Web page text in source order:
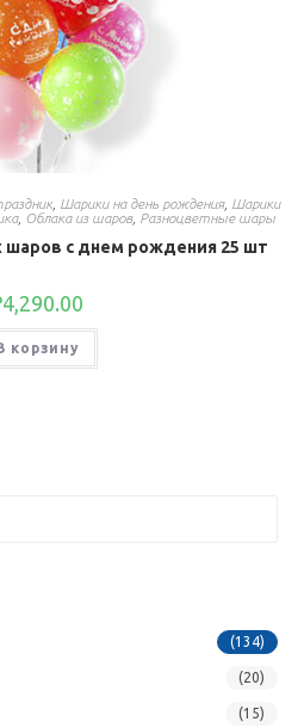
, Шарики на день рождения, Шарики
, Облака из шаров, Разноцветные шары
шаров с днем рождения 25 шт
4,290.00
корзину
(134)
(20)
(15)